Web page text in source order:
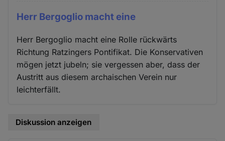
Herr Bergoglio macht eine
Herr Bergoglio macht eine Rolle rückwärts
Richtung Ratzingers Pontifikat. Die Konservativen
mögen jetzt jubeln; sie vergessen aber, dass der
Austritt aus diesem archaischen Verein nur
leichterfällt.
Diskussion anzeigen